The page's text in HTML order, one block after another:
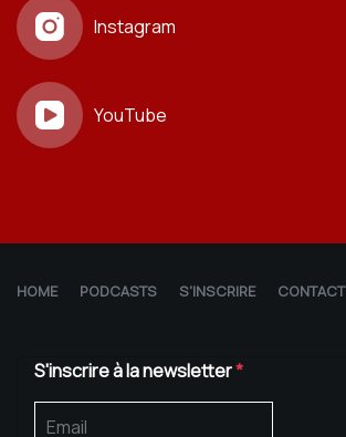
Instagram
YouTube
HOME PODCASTS S'INSCRIRE CONTACT
S'inscrire à la newsletter*